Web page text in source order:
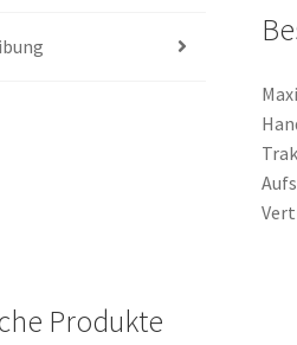
Produkte